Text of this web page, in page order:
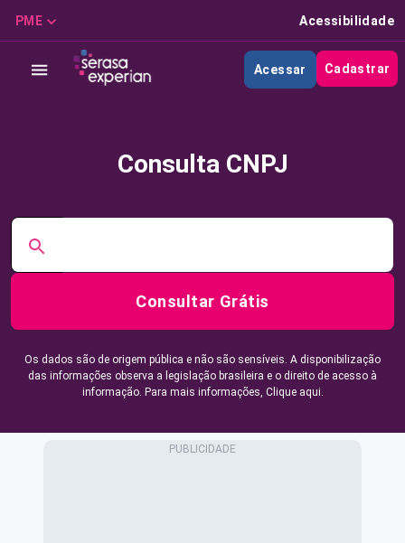
PME Acessibilidade
Acessar Cadastrar
Consulta CNPJ
Consultar Grátis
Os dados são de origem pública e não são sensíveis. A disponibilização
das informações observa a legislação brasileira e o direito de acesso à
informação. Para mais informações, Clique aqui.